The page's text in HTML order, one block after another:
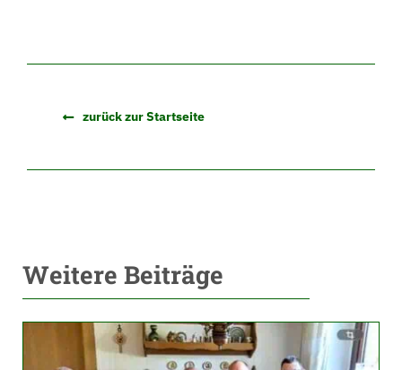
zurück zur Startseite
Weitere Beiträge